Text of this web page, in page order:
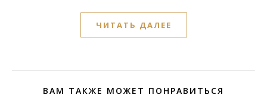
ЧИТАТЬ ДАЛЕЕ
ВАМ ТАКЖЕ МОЖЕТ ПОНРАВИТЬСЯ